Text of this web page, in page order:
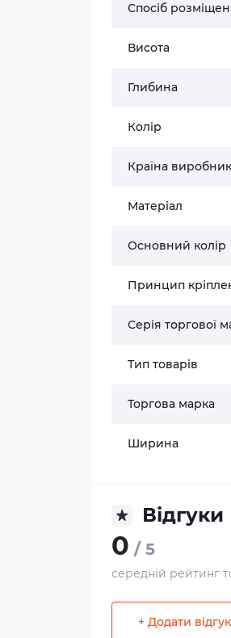
Спосіб
Висота
Глибина
Колір
Країна виробник
Матеріал
Основний колір
Принцип
Серія торгової
Тип товарів
Торгова марка
Ширина
Відгуки
0 / 5
середній рейтинг
+ Додати відгук